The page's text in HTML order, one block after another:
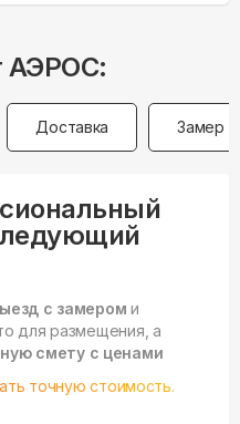
АЭРОС:
Доставка Замер
с замером и
для размещения, а
смету с ценами
точную стоимость.